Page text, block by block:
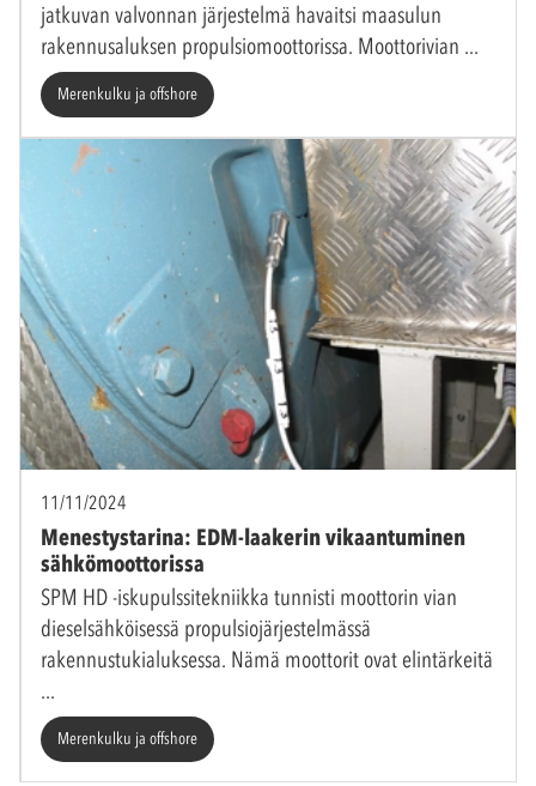
jatkuvan valvonnan järjestelmä havaitsi maasulun
rakennusaluksen propulsiomoottorissa. Moottorivian
Merenkulku ja offshore
11/11/2024
Menestystarina: EDM-laakerin vikaantuminen
sähkömoottorissa
SPM HD -iskupulssitekniikka tunnisti moottorin vian
dieselsähköisessä propulsiojärjestelmässä
rakennustukialuksessa. Nämä moottorit ovat elintärkeitä
Merenkulku ja offshore